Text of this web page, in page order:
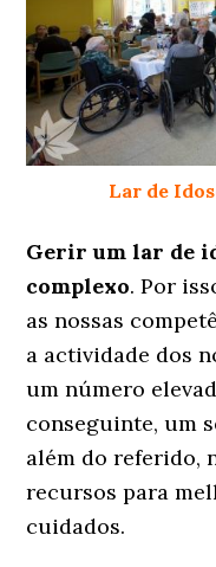
Lar de
Gerir um lar de
complexo. Por
as nossas
a actividade dos
um número
conseguinte, um
além do referido,
recursos para
cuidados.